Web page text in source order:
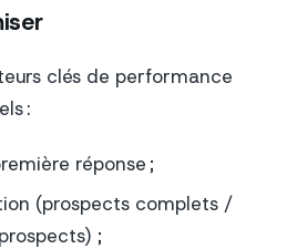
clés de performance
:
réponse ;
(prospects complets /
;